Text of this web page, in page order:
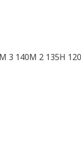
3 140M 2 135H